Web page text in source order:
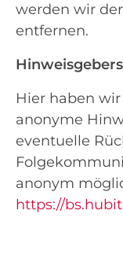
werden wir
entfernen.
Hier haben
anonyme
eventuelle
anonym
https://